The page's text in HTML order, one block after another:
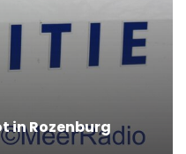
in Rozenburg